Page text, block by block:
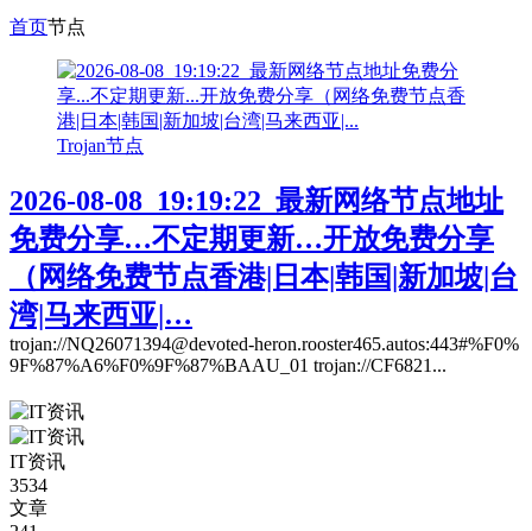
首页节点
Trojan节点
2026-08-08_19:19:22_最新网络节点地址
免费分享…不定期更新…开放免费分享
（网络免费节点香港|日本|韩国|新加坡|台
湾|马来西亚|…
trojan://NQ26071394@devoted-heron.rooster465.autos:443#%F0%
9F%87%A6%F0%9F%87%BAAU_01 trojan://CF6821...
IT资讯
3534
文章